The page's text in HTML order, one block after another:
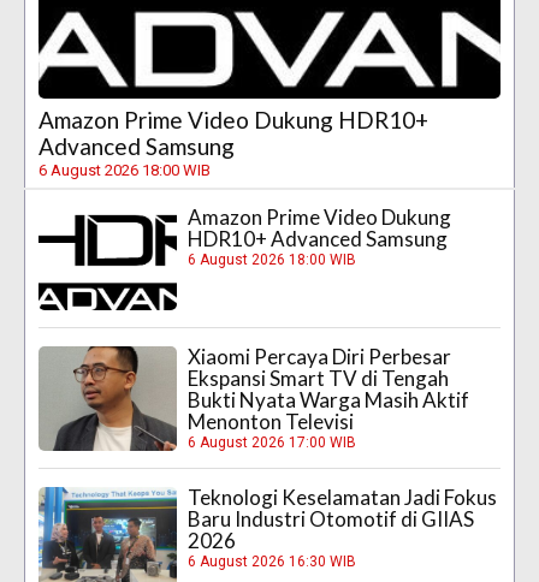
Amazon Prime Video Dukung HDR10+
Advanced Samsung
6 August 2026 18:00 WIB
Amazon Prime Video Dukung
HDR10+ Advanced Samsung
6 August 2026 18:00 WIB
Xiaomi Percaya Diri Perbesar
Ekspansi Smart TV di Tengah
Bukti Nyata Warga Masih Aktif
Menonton Televisi
6 August 2026 17:00 WIB
Teknologi Keselamatan Jadi Fokus
Baru Industri Otomotif di GIIAS
2026
6 August 2026 16:30 WIB